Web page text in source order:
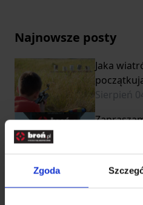
Zgoda
Najnowsze posty
Jaka
Sierpień
Jaki gaz